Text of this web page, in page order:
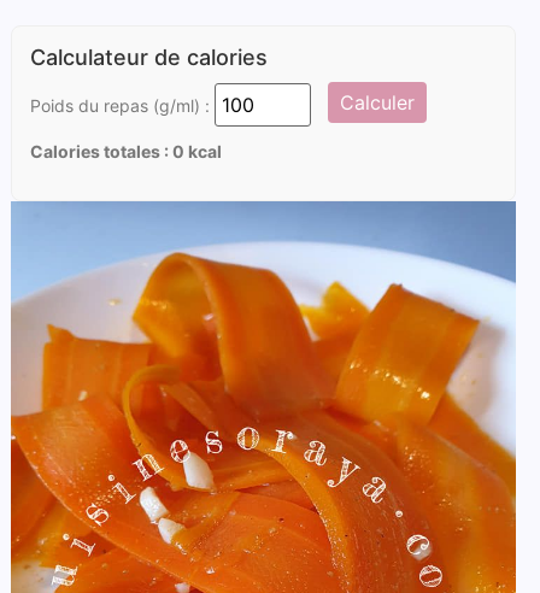
Calculateur de calories
Poids du repas (g/ml) : Calculer
Calories totales : 0 kcal